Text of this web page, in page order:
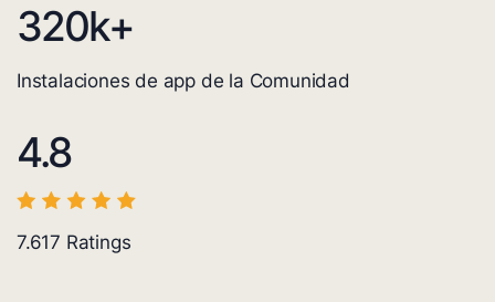
320k+
Instalaciones de app de la Comunidad
4.8
7.617 Ratings